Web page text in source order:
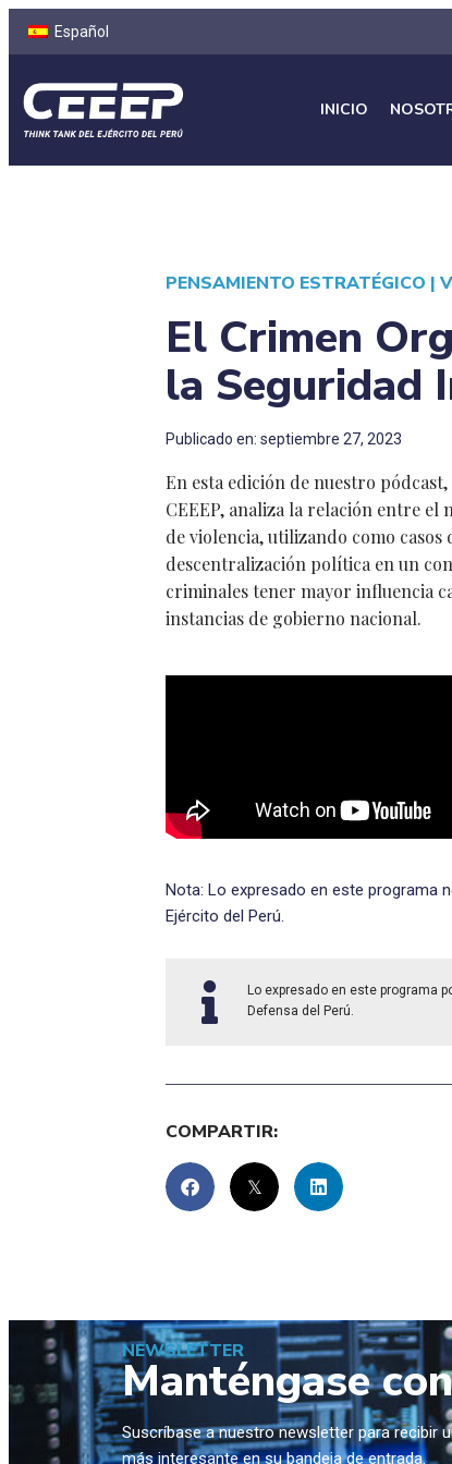
Español
INICIO
PENSAMIENTO ESTRATÉGICO |
El Crimen
la Seguridad
Publicado en: septiembre 27, 2023
En esta edición de nuestro
CEEEP, analiza la relación entre
de violencia, utilizando como casos
descentralización política en un
criminales tener mayor influencia
instancias de gobierno nacional.
Nota: Lo expresado en este programa
Ejército del Perú.
Lo expresado en este programa
Defensa del Perú.
COMPARTIR:
NEWSLETTER
Manténgase
Suscríbase a nuestro newsletter para recibir
más interesante en su bandeja de entrada.